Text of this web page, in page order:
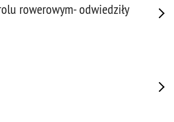
rowerowym- odwiedziły